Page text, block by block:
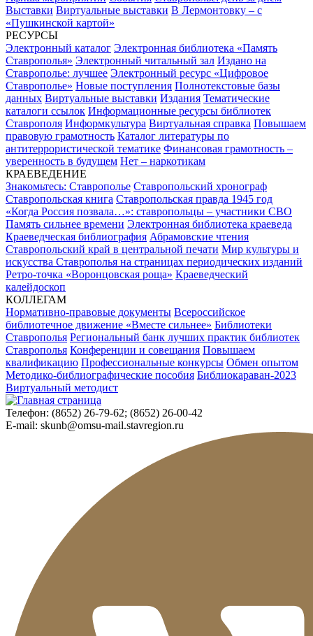
Выставки Виртуальные выставки В Лермонтовку – с
«Пушкинской картой»
РЕСУРСЫ
Электронный каталог Электронная библиотека «Память
Ставрополья» Электронный читальный зал Издано на
Ставрополье: лучшее Электронный ресурс «Цифровое
Ставрополье» Новые поступления Полнотекстовые базы
данных Виртуальные выставки Издания Тематические
каталоги ссылок Информационные ресурсы библиотек
Ставрополя Информкультура Виртуальная справка Повышаем
правовую грамотность Каталог литературы по
антитеррористической тематике Финансовая грамотность –
уверенность в будущем Нет – наркотикам
КРАЕВЕДЕНИЕ
Знакомьтесь: Ставрополье Ставропольский хронограф
Ставропольская книга Ставропольская правда 1945 год
«Когда Россия позвала…»: ставропольцы – участники СВО
Память сильнее времени Электронная библиотека краеведа
Краеведческая библиография Абрамовские чтения
Ставропольский край в центральной печати Мир культуры и
искусства Ставрополья на страницах периодических изданий
Ретро-точка «Воронцовская роща» Краеведческий
калейдоскоп
КОЛЛЕГАМ
Нормативно-правовые документы Всероссийское
библиотечное движение «Вместе сильнее» Библиотеки
Ставрополья Региональный банк лучших практик библиотек
Ставрополья Конференции и совещания Повышаем
квалификацию Профессиональные конкурсы Обмен опытом
Методико-библиографические пособия Библиокараван-2023
Виртуальный методист
Телефон: (8652) 26-79-62; (8652) 26-00-42
E-mail: skunb@omsu-mail.stavregion.ru